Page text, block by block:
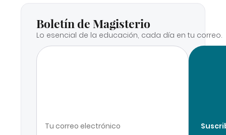
Boletín de Magisterio
Lo esencial de la educación, cada día en tu correo.